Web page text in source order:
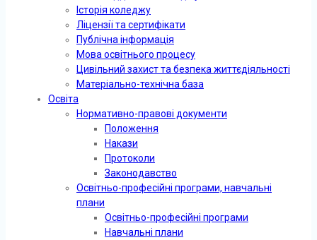
Історія коледжу
Ліцензії та сертифікати
Публічна інформація
Мова освітнього процесу
Цивільний захист та безпека життєдіяльності
Матеріально-технічна база
Освіта
Нормативно-правові документи
Положення
Накази
Протоколи
Законодавство
Освітньо-професійні програми, навчальні
плани
Освітньо-професійні програми
Навчальні плани